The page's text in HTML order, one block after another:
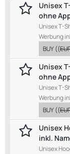
Unisex
ohne
Unisex T-
Werbung
BUY((
Unisex
ohne
Unisex T-
Werbung
BUY((
Unisex
inkl.
Unisex